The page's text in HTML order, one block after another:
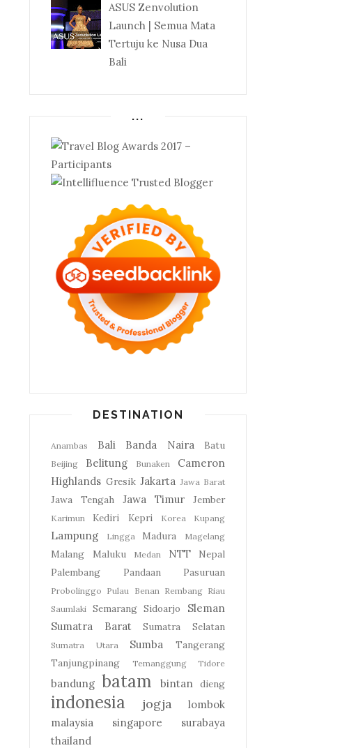
ASUS Zenvolution
Launch | Semua Mata
Tertuju ke Nusa Dua
Bali
...
DESTINATION
Anambas Bali Banda Naira Batu
Beijing Belitung Bunaken
Cameron
Highlands Gresik Jakarta Jawa Barat
Jawa Tengah Jawa Timur Jember
Karimun Kediri Kepri Korea Kupang
Lampung Lingga Madura Magelang
Malang Maluku Medan NTT
Nepal
Palembang
Pandaan Pasuruan
Probolinggo Pulau Benan Rembang Riau
Saumlaki Semarang Sidoarjo
Sleman
Sumatra Barat
Sumatra Selatan
Sumatra Utara Sumba
Tangerang
Tanjungpinang
Temanggung Tidore
bandung batam bintan dieng
indonesia jogja
lombok
malaysia
singapore
surabaya
thailand